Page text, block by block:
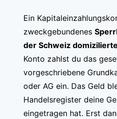
Ein
zweckgebundenes
der Schweiz
Konto zahlst du das
vorgeschriebene
oder AG ein. Das Geld
Handelsregister deine
eingetragen hat. Erst